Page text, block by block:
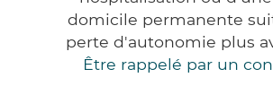
domicile permanente
perte d'autonomie plus
Être rappelé par un